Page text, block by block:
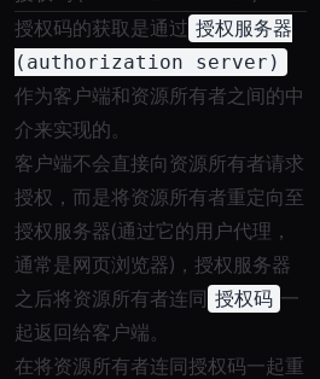
授权码的获取是通过 授权服务器
(authorization server)
作为客户端和资源所有者之间的中
介来实现的。
客户端不会直接向资源所有者请求
授权，而是将资源所有者重定向至
授权服务器(通过它的用户代理，
通常是网页浏览器)，授权服务器
之后将资源所有者连同 授权码 一
起返回给客户端。
在将资源所有者连同授权码一起重